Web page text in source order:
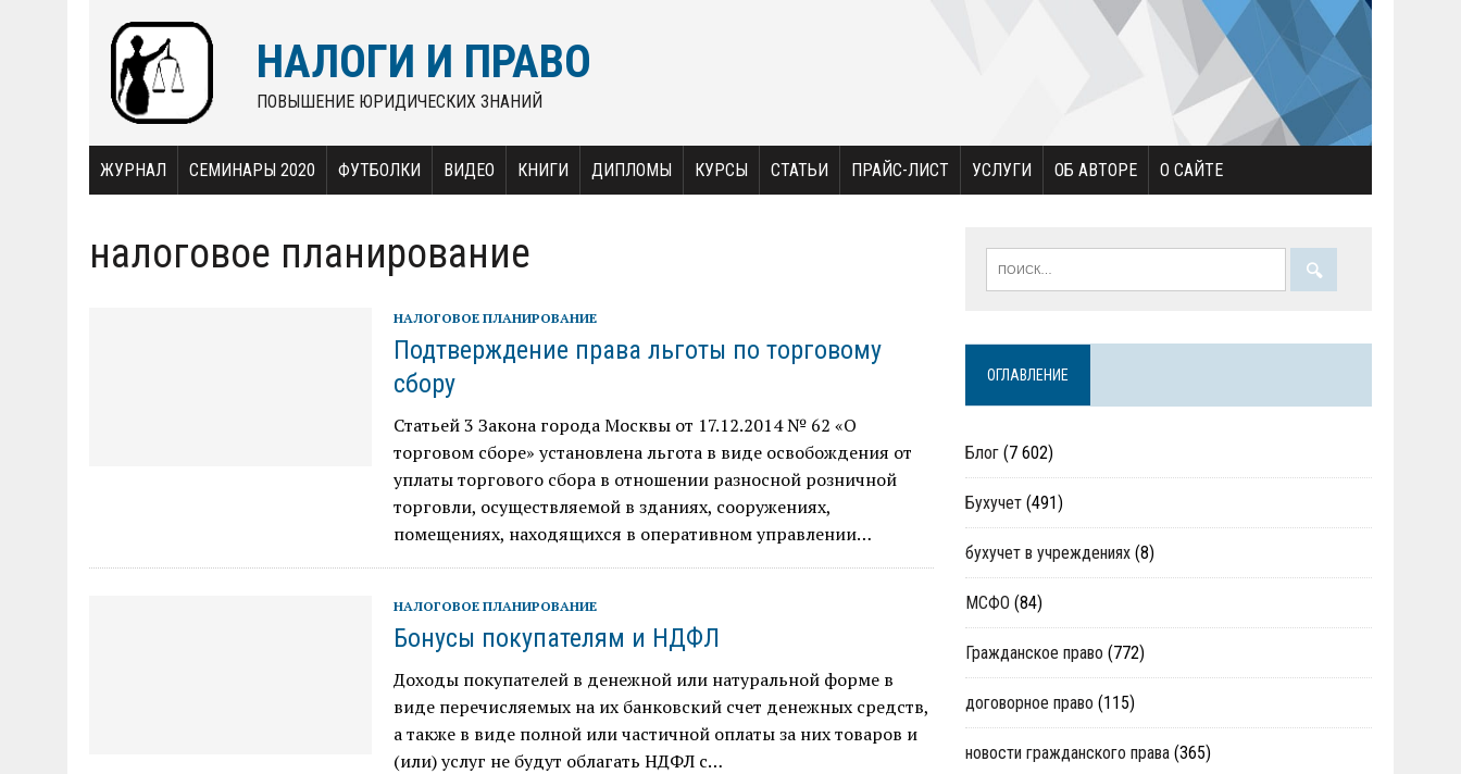
НАЛОГИ И ПРАВО
ПОВЫШЕНИЕ ЮРИДИЧЕСКИХ ЗНАНИЙ
ЖУРНАЛ СЕМИНАРЫ 2020 ФУТБОЛКИ ВИДЕО КНИГИ ДИПЛОМЫ КУРСЫ СТАТЬИ ПРАЙС-ЛИСТ УСЛУГИ ОБ АВТОРЕ О САЙТЕ
налоговое планирование
НАЛОГОВОЕ ПЛАНИРОВАНИЕ
Подтверждение права льготы по торговому
сбору
Статьей 3 Закона города Москвы от 17.12.2014 № 62 «О
торговом сборе» установлена льгота в виде освобождения от
уплаты торгового сбора в отношении разносной розничной
торговли, осуществляемой в зданиях, сооружениях,
помещениях, находящихся в оперативном управлении…
НАЛОГОВОЕ ПЛАНИРОВАНИЕ
Бонусы покупателям и НДФЛ
Доходы покупателей в денежной или натуральной форме в
виде перечисляемых на их банковский счет денежных средств,
а также в виде полной или частичной оплаты за них товаров и
(или) услуг не будут облагать НДФЛ с…
ОГЛАВЛЕНИЕ
Блог (7 602)
Бухучет (491)
бухучет в учреждениях (8)
МСФО (84)
Гражданское право (772)
договорное право (115)
новости гражданского права (365)